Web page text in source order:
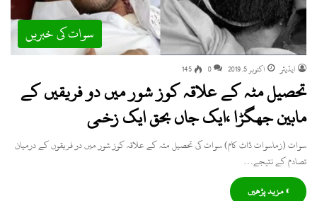
سوات کی خبریں
ایڈیٹر اکتوبر 5, 2019 0
145
تحصیل مٹہ کے علاقہ کوز شور میں دو فریقیں کے
مابین جھگڑا ،ایک جاں بحق ایک زخمی
سوات (زماسوات ڈاٹ کام) سوات کی تحصیل مٹہ کے علاقہ کوز شور میں دو فریقوں کے درمیان
تصادم کے نتیجے…
» مزید پڑھیں